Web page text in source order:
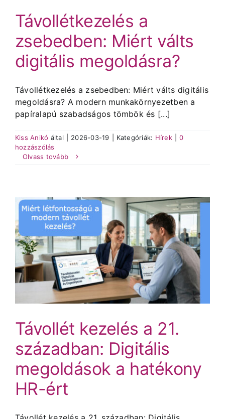
Távollétkezelés a
zsebedben: Miért válts
digitális megoldásra?
Távollétkezelés a zsebedben: Miért válts digitális
megoldásra? A modern munkakörnyezetben a
papíralapú szabadságos tömbök és [...]
Kiss Anikó által 2026-03-19 Kategóriák: Hírek
0
hozzászólás
Olvass tovább
Távollét kezelés a 21.
században: Digitális
megoldások a hatékony
HR-ért